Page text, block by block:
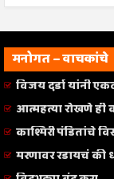
मनोगत – वाचकांचे
विजय दर्डा यांनी
आत्महत्या रोखणे ही
काश्मिरी पंडितांचे
मरणावर रडायचं की